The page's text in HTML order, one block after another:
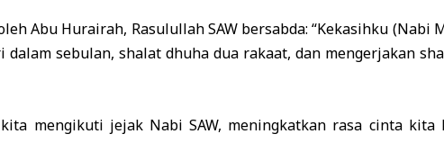
Abu Hurairah, Rasulullah SAW bersabda: “Kekasihku (Nabi
dalam sebulan, shalat dhuha dua rakaat, dan mengerjakan
mengikuti jejak Nabi SAW, meningkatkan rasa cinta kita